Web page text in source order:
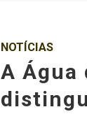
NOTÍCIAS
A Água